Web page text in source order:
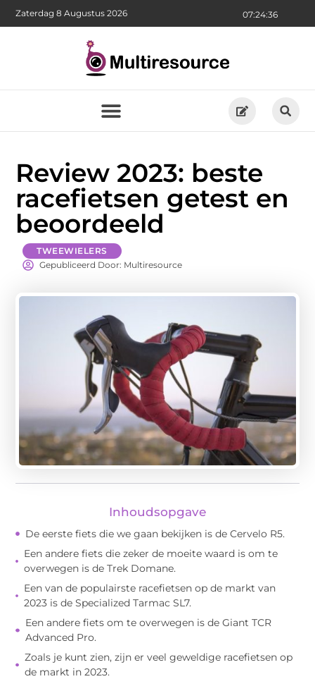
07:24:37
Zaterdag 8 Augustus 2026
Review 2023: beste
racefietsen getest en
beoordeeld
TWEEWIELERS
Gepubliceerd Door: Multiresource
Inhoudsopgave
De eerste fiets die we gaan bekijken is de Cervelo R5.
Een andere fiets die zeker de moeite waard is om te
overwegen is de Trek Domane.
Een van de populairste racefietsen op de markt van
2023 is de Specialized Tarmac SL7.
Een andere fiets om te overwegen is de Giant TCR
Advanced Pro.
Zoals je kunt zien, zijn er veel geweldige racefietsen op
de markt in 2023.